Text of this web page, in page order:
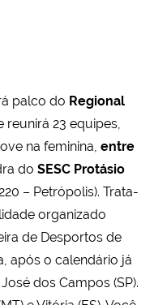
palco do Regional
reunirá 23 equipes,
na feminina, entre
do SESC Protásio
– Petrópolis). Trata-
organizado
de Desportos de
após o calendário já
dos Campos (SP).